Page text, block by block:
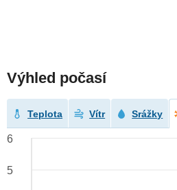
Výhled počasí
Teplota Vítr Srážky
6
5